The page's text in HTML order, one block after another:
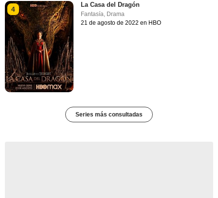
4
La Casa del Dragón
Fantasía Drama
21 de agosto de 2022 en HBO
Series más consultadas